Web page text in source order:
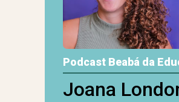
Podcast Beabá da
Joana